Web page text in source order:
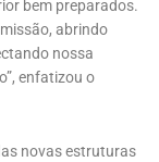
bem preparados.
abrindo
nossa
enfatizou o
novas estruturas